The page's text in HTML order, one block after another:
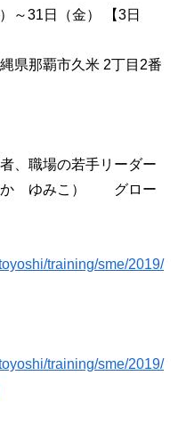
31日（金） 【3日
那覇市久米 2丁目2番
、職場の若手リーダー
か ゆみこ） グロー
training/sme/2019/
training/sme/2019/